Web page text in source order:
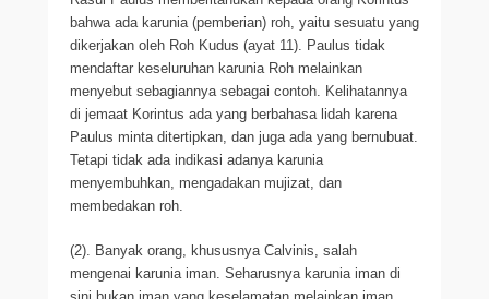
bahwa ada karunia (pemberian) roh, yaitu sesuatu yang
dikerjakan oleh Roh Kudus (ayat 11). Paulus tidak
mendaftar keseluruhan karunia Roh melainkan
menyebut sebagiannya sebagai contoh. Kelihatannya
di jemaat Korintus ada yang berbahasa lidah karena
Paulus minta ditertipkan, dan juga ada yang bernubuat.
Tetapi tidak ada indikasi adanya karunia
menyembuhkan, mengadakan mujizat, dan
membedakan roh.
(2). Banyak orang, khususnya Calvinis, salah
mengenai karunia iman. Seharusnya karunia iman di